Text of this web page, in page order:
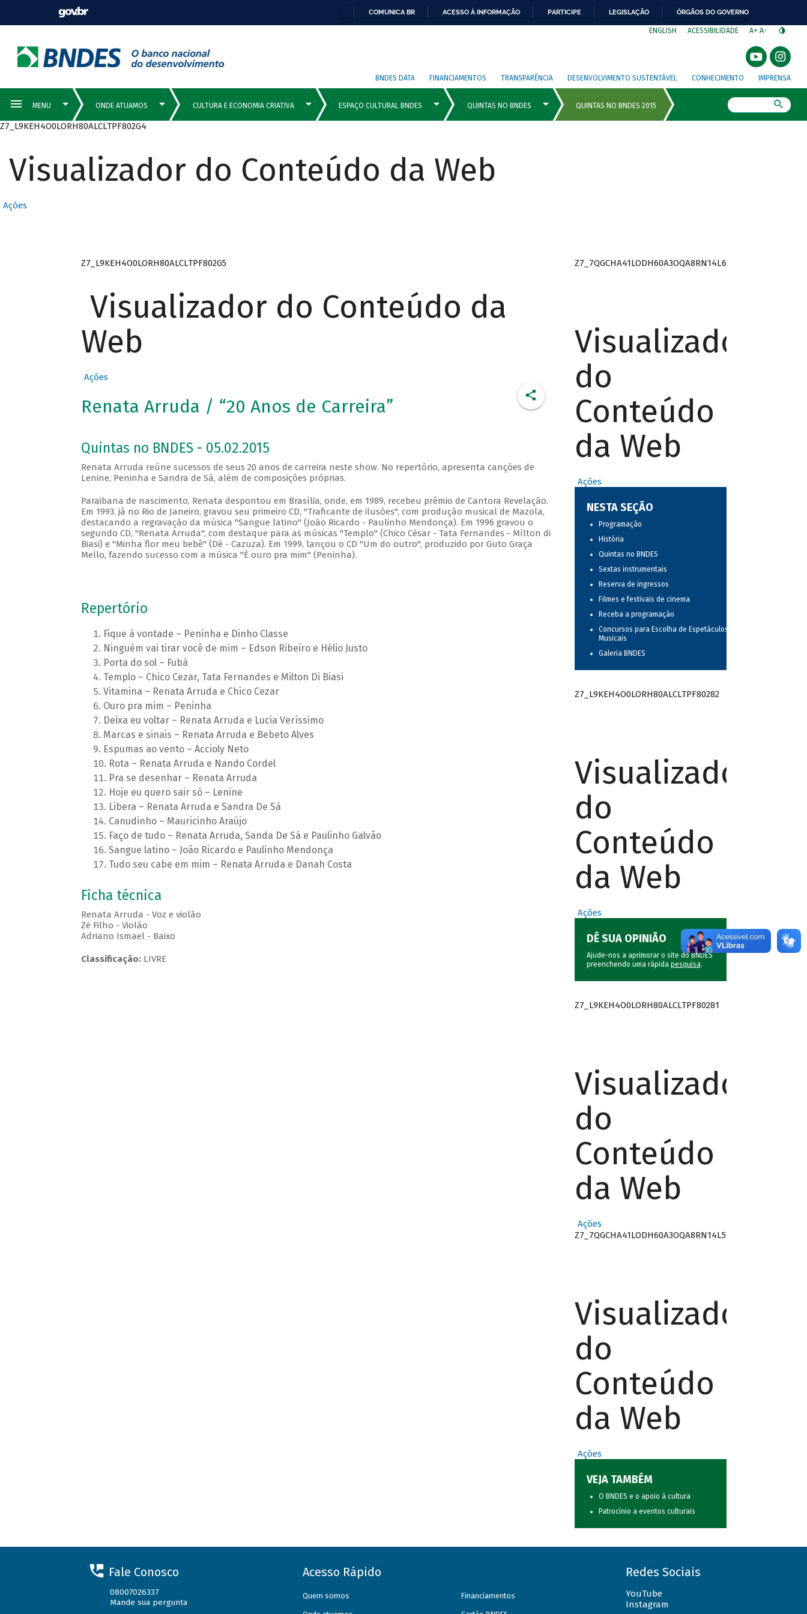
COMUNICA BR ACESSO À INFORMAÇÃO PARTICIPE LEGISLAÇÃO ÓRGÃOS DO GOVERNO
ENGLISH ACESSIBILIDADE A+ A-
BNDES DATA FINANCIAMENTOS TRANSPARÊNCIA DESENVOLVIMENTO SUSTENTÁVEL CONHECIMENTO IMPRENSA
Z7_L9KEH4O0LORH80ALCLTPF802G4
Visualizador do Conteúdo da Web
Ações
Z7_L9KEH4O0LORH80ALCLTPF802G5
Visualizador do Conteúdo da
Web
Ações
Renata Arruda / “20 Anos de Carreira”
Quintas no BNDES - 05.02.2015
Renata Arruda reúne sucessos de seus 20 anos de carreira neste show. No repertório, apresenta canções de
Lenine, Peninha e Sandra de Sá, além de composições próprias.
Paraibana de nascimento, Renata despontou em Brasília, onde, em 1989, recebeu prêmio de Cantora Revelação.
Em 1993, já no Rio de Janeiro, gravou seu primeiro CD, "Traficante de ilusões", com produção musical de Mazola,
destacando a regravação da música "Sangue latino" (João Ricardo - Paulinho Mendonça). Em 1996 gravou o
segundo CD, "Renata Arruda", com destaque para as músicas "Templo" (Chico César - Tata Fernandes - Mílton di
Biasi) e "Minha flor meu bebê" (Dé - Cazuza). Em 1999, lançou o CD "Um do outro", produzido por Guto Graça
Mello, fazendo sucesso com a música "É ouro pra mim" (Peninha).
Repertório
Fique à vontade – Peninha e Dinho Classe
Ninguém vai tirar você de mim – Edson Ribeiro e Hélio Justo
Porta do sol – Fubá
Templo – Chico Cezar, Tata Fernandes e Milton Di Biasi
Vitamina – Renata Arruda e Chico Cezar
Ouro pra mim – Peninha
Deixa eu voltar – Renata Arruda e Lucia Veríssimo
Marcas e sinais – Renata Arruda e Bebeto Alves
Espumas ao vento – Accioly Neto
Rota – Renata Arruda e Nando Cordel
Pra se desenhar – Renata Arruda
Hoje eu quero sair só – Lenine
Libera – Renata Arruda e Sandra De Sá
Canudinho – Mauricinho Araújo
Faço de tudo – Renata Arruda, Sanda De Sá e Paulinho Galvão
Sangue latino – João Ricardo e Paulinho Mendonça
Tudo seu cabe em mim – Renata Arruda e Danah Costa
Ficha técnica
Renata Arruda - Voz e violão
Zé Filho - Violão
Adriano Ismael - Baixo
Classificação:LIVRE
Z7_7QGCHA41LODH60A3OQA8RN14L6
Visualizador
do
Conteúdo
da Web
Ações
NESTA SEÇÃO
Programação
História
Quintas no BNDES
Sextas instrumentais
Reserva de ingressos
Filmes e festivais de cinema
Receba a programação
Concursos para Escolha de Espetáculos
Musicais
Galeria BNDES
Z7_L9KEH4O0LORH80ALCLTPF80282
Visualizador
do
Conteúdo
da Web
Ações
DÊ SUA OPINIÃO
Ajude-nos a aprimorar o site do BNDES
preenchendo uma rápida pesquisa.
Z7_L9KEH4O0LORH80ALCLTPF80281
Visualizador
do
Conteúdo
da Web
Ações
Z7_7QGCHA41LODH60A3OQA8RN14L5
Visualizador
do
Conteúdo
da Web
Ações
VEJA TAMBÉM
O BNDES e o apoio à cultura
Patrocínio a eventos culturais
Fale Conosco
08007026337
Mande sua pergunta
Acesso Rápido
Quem somos Financiamentos
Redes Sociais
YouTube
Instagram